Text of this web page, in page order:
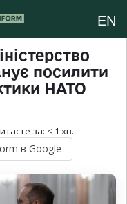
EN
посилити
НАТО
за: < 1 хв.
в Google